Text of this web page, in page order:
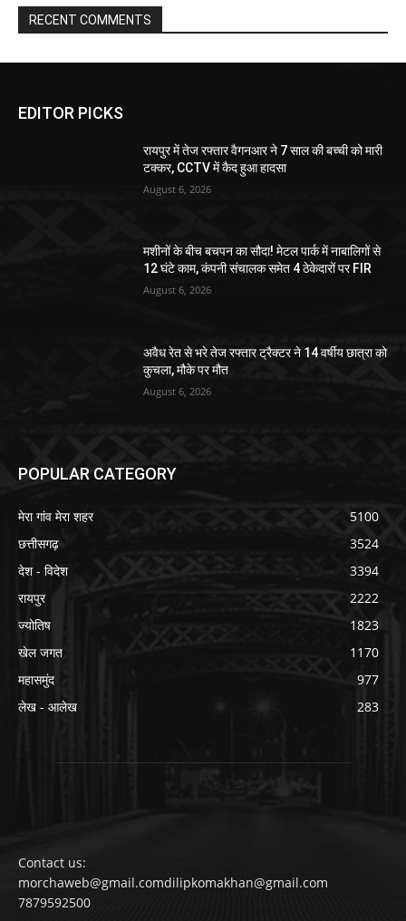
RECENT COMMENTS
EDITOR PICKS
रायपुर में तेज रफ्तार वैगनआर ने 7 साल की बच्ची को मारी
टक्कर, CCTV में कैद हुआ हादसा
August 6, 2026
मशीनों के बीच बचपन का सौदा! मेटल पार्क में नाबालिगों से
12 घंटे काम, कंपनी संचालक समेत 4 ठेकेदारों पर FIR
August 6, 2026
अवैध रेत से भरे तेज रफ्तार ट्रैक्टर ने 14 वर्षीय छात्रा को
कुचला, मौके पर मौत
August 6, 2026
POPULAR CATEGORY
मेरा गांव मेरा शहर
5100
छत्तीसगढ़
3524
देश - विदेश
3394
रायपुर
2222
ज्योतिष
1823
खेल जगत
1170
महासमुंद
977
लेख - आलेख
283
Contact us:
morchaweb@gmail.comdilipkomakhan@gmail.com
7879592500